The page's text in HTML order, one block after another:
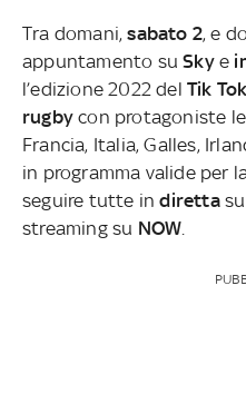
Tra domani,sabato 2, e
appuntamento suSkye
l’edizione 2022 del Tik
rugbycon protagoniste
Francia, Italia, Galles,
in programma valide per
seguire tutte indirettasu
streaming su NOW